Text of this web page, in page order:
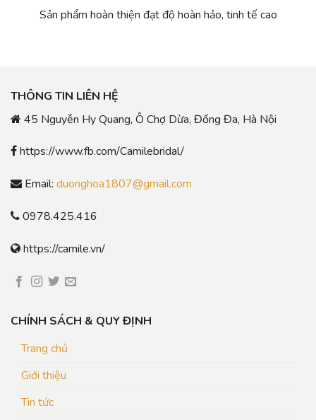
Sản phẩm hoàn thiện đạt độ hoàn hảo, tinh tế cao
THÔNG TIN LIÊN HỆ
45 Nguyễn Hy Quang, Ô Chợ Dừa, Đống Đa, Hà Nội
https://www.fb.com/Camilebridal/
Email: duonghoa1807@gmail.com
0978.425.416
https://camile.vn/
CHÍNH SÁCH & QUY ĐỊNH
Trang chủ
Giới thiệu
Tin tức